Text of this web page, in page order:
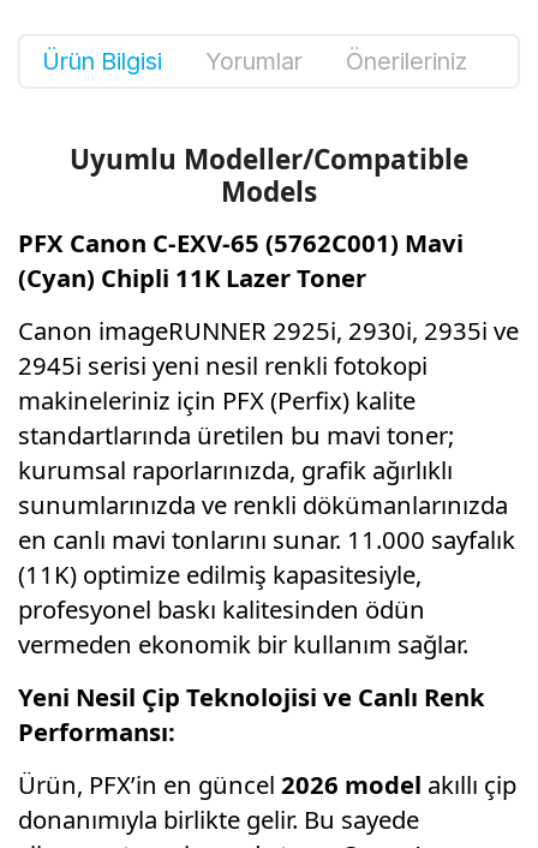
Ürün Bilgisi Yorumlar Önerileriniz
Uyumlu Modeller/Compatible
Models
PFX Canon C-EXV-65 (5762C001) Mavi
(Cyan) Chipli 11K Lazer Toner
Canon imageRUNNER 2925i, 2930i, 2935i ve
2945i serisi yeni nesil renkli fotokopi
makineleriniz için PFX (Perfix) kalite
standartlarında üretilen bu mavi toner;
kurumsal raporlarınızda, grafik ağırlıklı
sunumlarınızda ve renkli dökümanlarınızda
en canlı mavi tonlarını sunar. 11.000 sayfalık
(11K) optimize edilmiş kapasitesiyle,
profesyonel baskı kalitesinden ödün
vermeden ekonomik bir kullanım sağlar.
Yeni Nesil Çip Teknolojisi ve Canlı Renk
Performansı:
Ürün, PFX’in en güncel 2026 model akıllı çip
donanımıyla birlikte gelir. Bu sayede